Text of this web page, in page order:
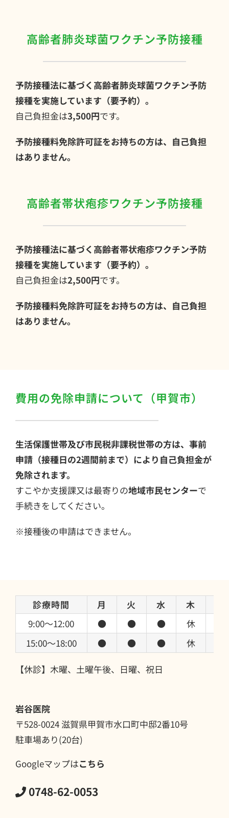
高齢者肺炎球菌ワクチン予防接種
予防接種法に基づく高齢者肺炎球菌ワクチン予防
接種を実施しています（要予約）。
自己負担金は3,500円です。
予防接種料免除許可証をお持ちの方は、自己負担
はありません。
高齢者帯状疱疹ワクチン予防接種
予防接種法に基づく高齢者帯状疱疹ワクチン予防
接種を実施しています（要予約）。
自己負担金は2,500円です。
予防接種料免除許可証をお持ちの方は、自己負担
はありません。
費用の免除申請について（甲賀市）
生活保護世帯及び市民税非課税世帯の方は、事前
申請（接種日の2週間前まで）により自己負担金が
免除されます。
すこやか支援課又は最寄りの地域市民センターで
手続きをしてください。
※接種後の申請はできません。
診療時間 月 火 水 木
9:00〜12:00
● ● ● 休
15:00〜18:00
● ● ● 休
【休診】木曜、土曜午後、日曜、祝日
岩谷医院
〒528-0024 滋賀県甲賀市水口町中邸2番10号
駐車場あり(20台)
Googleマップはこちら
0748-62-0053